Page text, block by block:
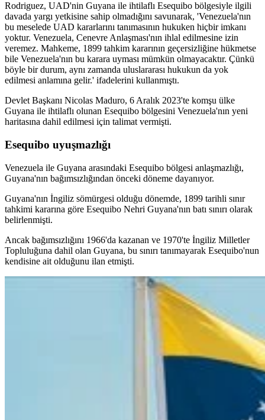
Rodriguez, UAD'nin Guyana ile ihtilaflı Esequibo bölgesiyle ilgili
davada yargı yetkisine sahip olmadığını savunarak, 'Venezuela'nın
bu meselede UAD kararlarını tanımasının hukuken hiçbir imkanı
yoktur. Venezuela, Cenevre Anlaşması'nın ihlal edilmesine izin
veremez. Mahkeme, 1899 tahkim kararının geçersizliğine hükmetse
bile Venezuela'nın bu karara uyması mümkün olmayacaktır. Çünkü
böyle bir durum, aynı zamanda uluslararası hukukun da yok
edilmesi anlamına gelir.' ifadelerini kullanmıştı.
Devlet Başkanı Nicolas Maduro, 6 Aralık 2023'te komşu ülke
Guyana ile ihtilaflı olunan Esequibo bölgesini Venezuela'nın yeni
haritasına dahil edilmesi için talimat vermişti.
Esequibo uyuşmazlığı
Venezuela ile Guyana arasındaki Esequibo bölgesi anlaşmazlığı,
Guyana'nın bağımsızlığından önceki döneme dayanıyor.
Guyana'nın İngiliz sömürgesi olduğu dönemde, 1899 tarihli sınır
tahkimi kararına göre Esequibo Nehri Guyana'nın batı sınırı olarak
belirlenmişti.
Ancak bağımsızlığını 1966'da kazanan ve 1970'te İngiliz Milletler
Topluluğuna dahil olan Guyana, bu sınırı tanımayarak Esequibo'nun
kendisine ait olduğunu ilan etmişti.